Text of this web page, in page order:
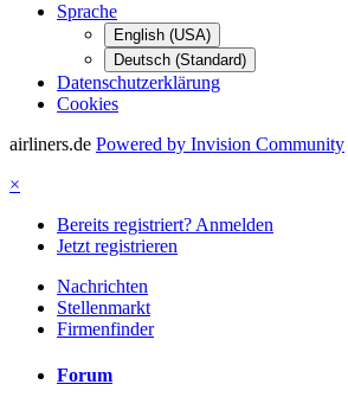
Sprache
English (USA)
Deutsch (Standard)
Datenschutzerklärung
Cookies
airliners.de Powered by Invision Community
×
Bereits registriert? Anmelden
Jetzt registrieren
Nachrichten
Stellenmarkt
Firmenfinder
Forum